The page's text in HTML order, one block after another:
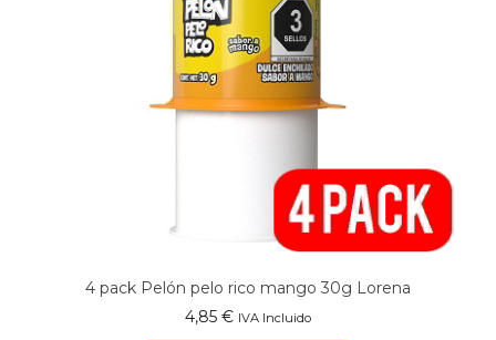
4 pack Pelón pelo rico mango 30g Lorena
4,85 € IVA Incluido